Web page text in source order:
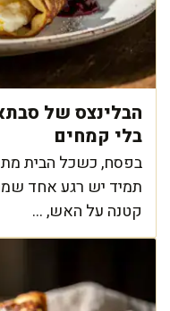
הבלינצס של
בלי קמחים
בפסח, כשכל הבית
תמיד יש רגע אחד
קטנה על האש, ...